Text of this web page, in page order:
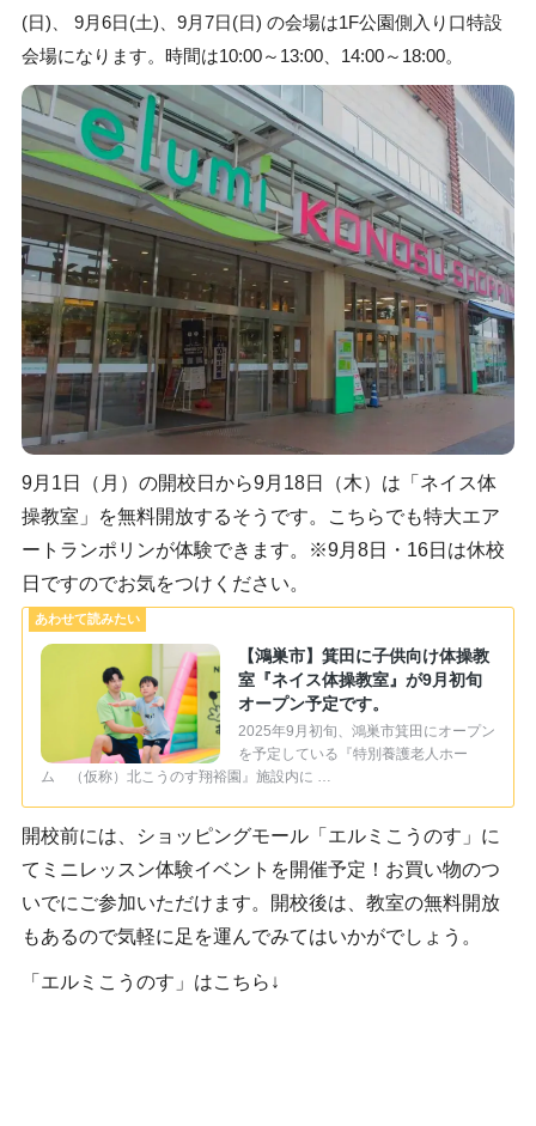
(日)、 9月6日(土)、9月7日(日) の会場は1F公園側入り口特設
会場になります。時間は10:00～13:00、14:00～18:00。
9月1日（月）の開校日から9月18日（木）は「ネイス体
操教室」を無料開放するそうです。こちらでも特大エア
ートランポリンが体験できます。※9月8日・16日は休校
日ですのでお気をつけください。
【鴻巣市】箕田に子供向け体操教
室『ネイス体操教室』が9月初旬
オープン予定です。
2025年9月初旬、鴻巣市箕田にオープン
を予定している『特別養護老人ホー
ム （仮称）北こうのす翔裕園』施設内に …
開校前には、ショッピングモール「エルミこうのす」に
てミニレッスン体験イベントを開催予定！お買い物のつ
いでにご参加いただけます。開校後は、教室の無料開放
もあるので気軽に足を運んでみてはいかがでしょう。
「エルミこうのす」はこちら↓